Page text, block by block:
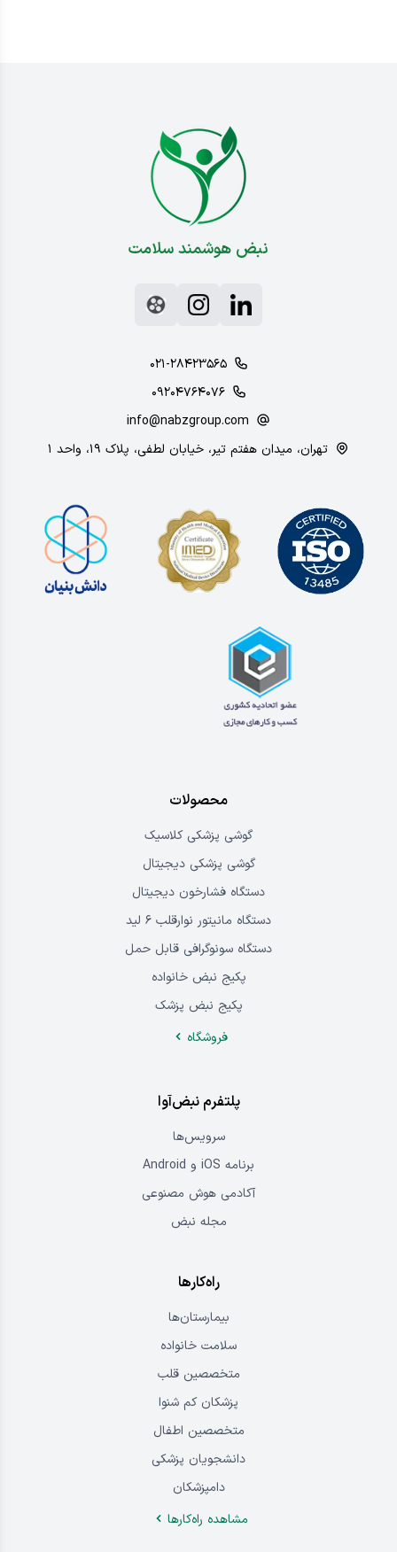
نبض هوشمند سلامت
۰۲۱-۲۸۴۲۳۵۶۵
۰۹۲۰۴۷۶۴۰۷۶
info@nabzgroup.com
تهران، میدان هفتم تیر، خیابان لطفی، پلاک ۱۹، واحد ۱
محصولات
گوشی پزشکی کلاسیک
گوشی پزشکی دیجیتال
دستگاه فشارخون دیجیتال
دستگاه مانیتور نوارقلب ۶ لید
دستگاه سونوگرافی قابل حمل
پکیج نبض خانواده
پکیج نبض پزشک
فروشگاه
پلتفرم نبض‌آوا
سرویس‌ها
برنامه iOS و Android
آکادمی هوش مصنوعی
مجله نبض
راه‌کارها
بیمارستان‌ها
سلامت خانواده
متخصصین قلب
پزشکان کم شنوا
متخصصین اطفال
دانشجویان پزشکی
دامپزشکان
مشاهده راه‌کار‌ها